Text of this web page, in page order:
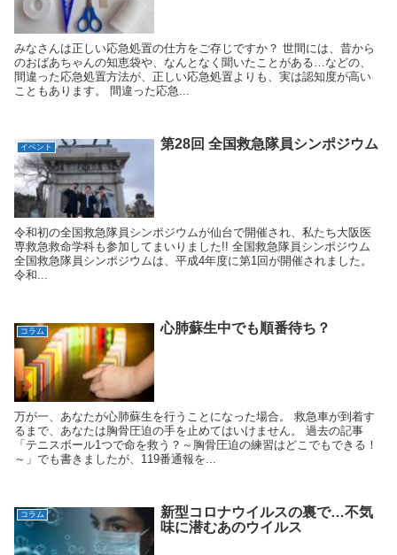
みなさんは正しい応急処置の仕方をご存じですか？ 世間には、昔から
のおばあちゃんの知恵袋や、なんとなく聞いたことがある…などの、
間違った応急処置方法が、正しい応急処置よりも、実は認知度が高い
こともあります。 間違った応急...
イベント 第28回 全国救急隊員シンポジウム
令和初の全国救急隊員シンポジウムが仙台で開催され、私たち大阪医
専救急救命学科も参加してまいりました!! 全国救急隊員シンポジウム
全国救急隊員シンポジウムは、平成4年度に第1回が開催されました。
令和...
コラム 心肺蘇生中でも順番待ち？
万が一、あなたが心肺蘇生を行うことになった場合。 救急車が到着す
るまで、あなたは胸骨圧迫の手を止めてはいけません。 過去の記事
「テニスボール1つで命を救う？～胸骨圧迫の練習はどこでもできる！
～」でも書きましたが、119番通報を...
コラム
新型コロナウイルスの裏で…不気
味に潜むあのウイルス